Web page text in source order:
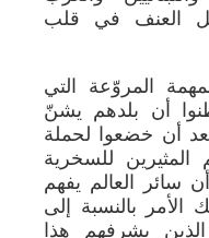
العنف في قلب
المروّعة التي
أن بلدهم يشنّ
أن خضعوا لحملة
للسخرية
سائر العالم يفهم
بالنسبة إلى
الذين يشرفهم هذا